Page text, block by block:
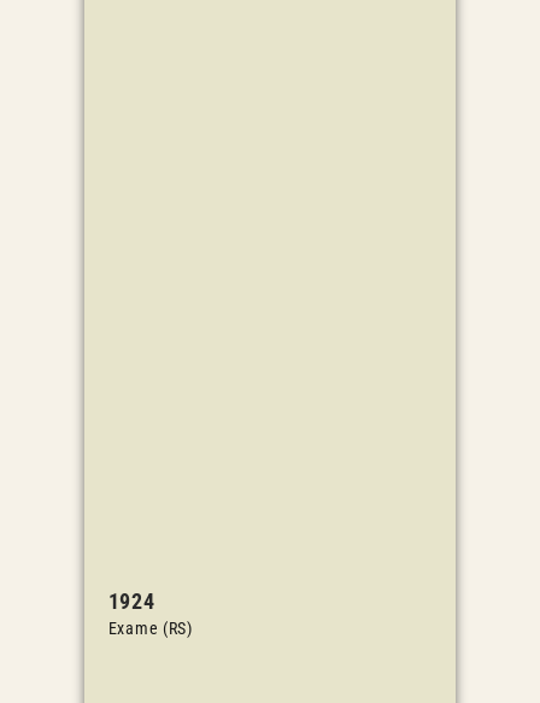
1924
Exame (RS)